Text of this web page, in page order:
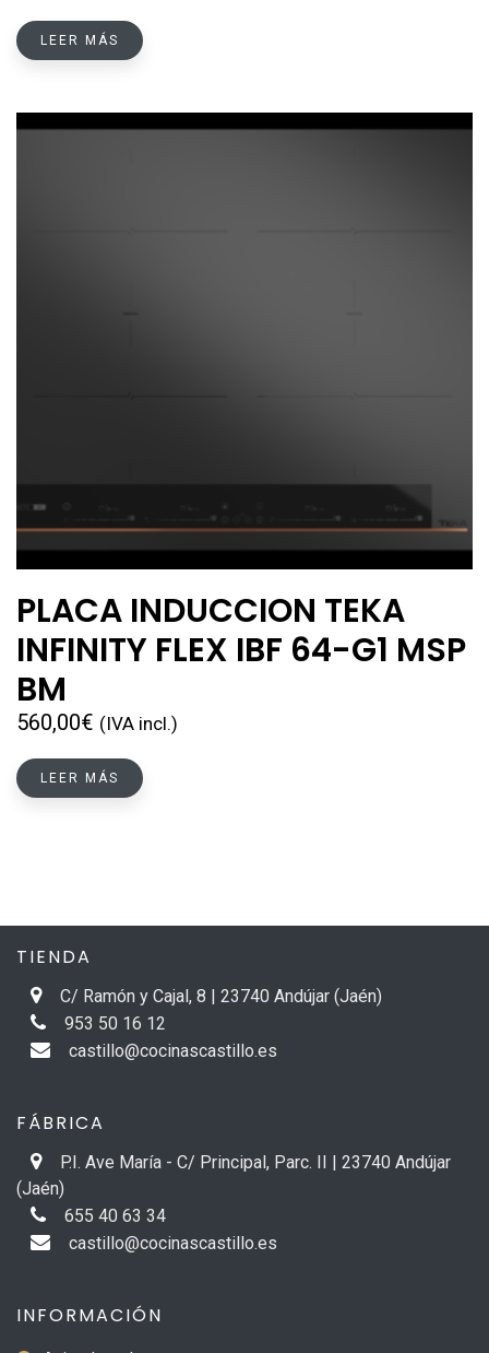
LEER MÁS
PLACA INDUCCION TEKA
INFINITY FLEX IBF 64-G1 MSP
BM
560,00€ (IVA incl.)
LEER MÁS
TIENDA
C/ Ramón y Cajal, 8 | 23740 Andújar (Jaén)
953 50 16 12
castillo@cocinascastillo.es
FÁBRICA
P.I. Ave María - C/ Principal, Parc. II | 23740 Andújar
(Jaén)
655 40 63 34
castillo@cocinascastillo.es
INFORMACIÓN